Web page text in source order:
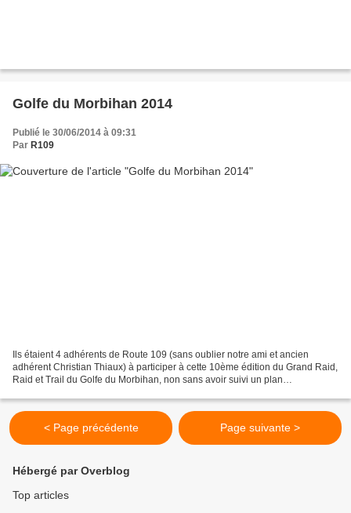
Golfe du Morbihan 2014
Publié le 30/06/2014 à 09:31
Par R109
Ils étaient 4 adhérents de Route 109 (sans oublier notre ami et ancien
adhérent Christian Thiaux) à participer à cette 10ème édition du Grand Raid,
Raid et Trail du Golfe du Morbihan, non sans avoir suivi un plan
< Page précédente Page suivante >
Hébergé par Overblog
Top articles